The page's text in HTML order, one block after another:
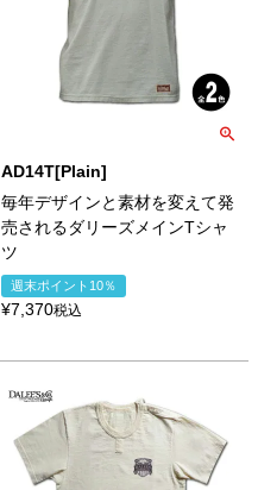
AD14T[Plain]
毎年デザインと素材を変えて発
売されるダリーズメインTシャ
ツ
週末ポイント10％
¥7,370税込